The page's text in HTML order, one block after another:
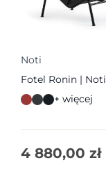
Noti
Fotel Ronin | Noti
+ więcej
4 880,00 zł